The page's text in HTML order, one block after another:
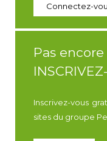
Connectez-
Pas
Inscrivez-vous
sites du groupe